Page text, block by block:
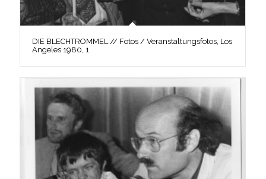
DIE BLECHTROMMEL // Fotos / Veranstaltungsfotos, Los
Angeles 1980, 1